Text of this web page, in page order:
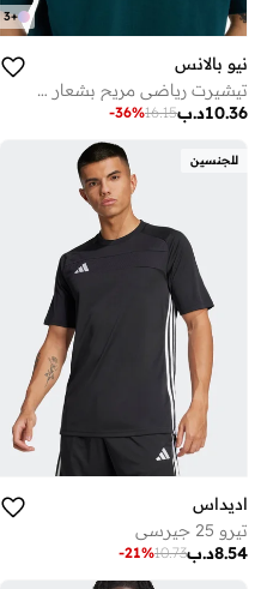
+
3
نيو بالانس
تيشيرت رياضي مريح بشعار الصدر المميز
د.ب10.36
16.15
-36%
للجنسين
اديداس
تيرو 25 جيرسي
د.ب8.54
10.73
-21%